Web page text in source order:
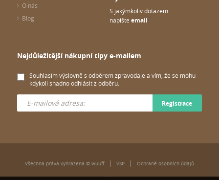
O nás
Blog
S jakýmkoliv dotazem
napište email
Nejdůležitější nákupní tipy e-mailem
Souhlasím výslovně s odběrem zpravodaje a vím, že se mohu
kdykoli snadno odhlásit z odběru.
Registrace
Všechna práva vyhrazena © wuuff VSP Ochraně osobních údajů